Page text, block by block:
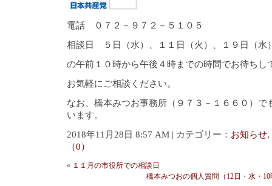
電話 ０７２－９７２－５１０５
相談日 ５日（水）、１１日（火）、１９日（水
の午前１０時から午後４時までの時間でお待ちし
お気軽にご相談ください。
なお、橋本みつお事務所（９７３－１６６０）で
います。
2018年11月28日 8:57 AM | カテゴリー： お知らせ,
（0）
« １１月の市役所での相談日
橋本みつおの個人質問（12日・水・